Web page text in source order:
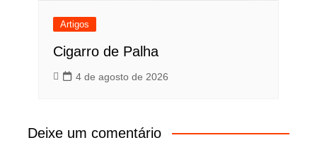
Artigos
Cigarro de Palha
4 de agosto de 2026
Deixe um comentário